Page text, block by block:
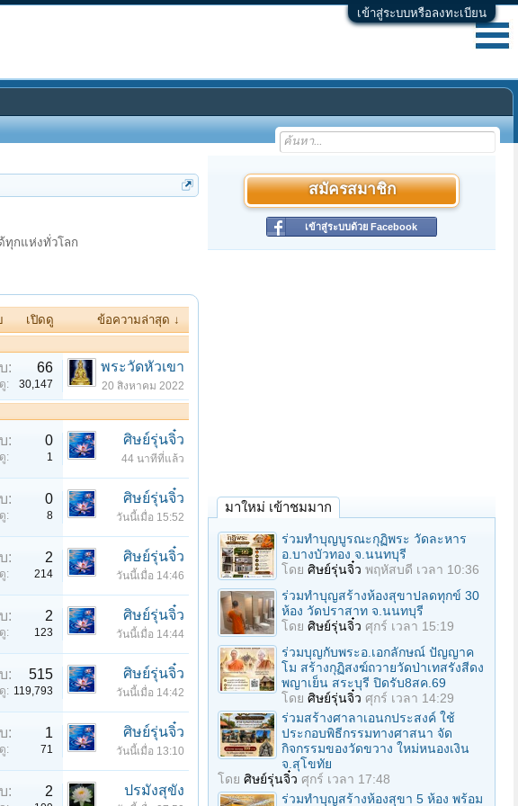
เข้าสู่ระบบหรือลงทะเบียน
ทุกแห่งทั่วโลก
เปิดดู
ข้อความล่าสุด ↓
: 66
: 30,147
พระวัดหัวเขา
20 สิงหาคม 2022
: 0
: 1
ศิษย์รุ่นจิ๋ว
44 นาทีที่แล้ว
: 0
: 8
ศิษย์รุ่นจิ๋ว
วันนี้เมื่อ 15:52
: 2
: 214
ศิษย์รุ่นจิ๋ว
วันนี้เมื่อ 14:46
: 2
: 123
ศิษย์รุ่นจิ๋ว
วันนี้เมื่อ 14:44
: 515
: 119,793
ศิษย์รุ่นจิ๋ว
วันนี้เมื่อ 14:42
: 1
: 71
ศิษย์รุ่นจิ๋ว
วันนี้เมื่อ 13:10
: 2 ปรมังสุขัง
สมัครสมาชิก
เข้าสู่ระบบด้วย Facebook
มาใหม่ เข้าชมมาก
ร่วมทําบุญบูรณะกุฏิพระ วัดละหาร
อ.บางบัวทอง จ.นนทบุรี
โดย ศิษย์รุ่นจิ๋ว พฤหัสบดี เวลา 10:36
ร่วมทําบุญสร้างห้องสุขาปลดทุกข์ 30
ห้อง วัดปราสาท จ.นนทบุรี
โดย ศิษย์รุ่นจิ๋ว ศุกร์ เวลา 15:19
ร่วมบุญกับพระอ.เอกลักษณ์ ปัญญาค
โม สร้างกุฏิสงฆ์ถวายวัดป่าเทสรังสีดง
พญาเย็น สระบุรี ปิดรับ8สค.69
โดย ศิษย์รุ่นจิ๋ว ศุกร์ เวลา 14:29
ร่วมสร้างศาลาเอนกประสงค์ ใช้
ประกอบพิธีกรรมทางศาสนา จัด
กิจกรรมของวัดขวาง ใหม่หนองเงิน
จ.สุโขทัย
โดย ศิษย์รุ่นจิ๋ว ศุกร์ เวลา 17:48
ร่วมทําบุญสร้างห้องสุขา 5 ห้อง พร้อม